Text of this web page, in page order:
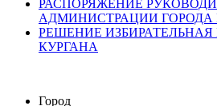
РАСПОРЯЖЕНИЕ
АДМИНИСТРАЦИИ ГОРОДА
РЕШЕНИЕ
КУРГАНА
Город